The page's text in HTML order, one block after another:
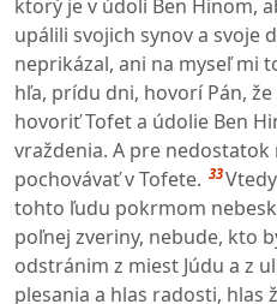
ktorý je v údolí Ben Hinom,
upálili svojich synov a svoje
neprikázal, ani na myseľ mi
hľa, prídu dni, hovorí Pán,
hovoriť Tofet a údolie Ben
vraždenia. A pre nedostatok
pochovávať v Tofete. 33
tohto ľudu pokrmom
poľnej zveriny, nebude, kto
odstránim z miest Júdu a z
plesania a hlas radosti, hlas